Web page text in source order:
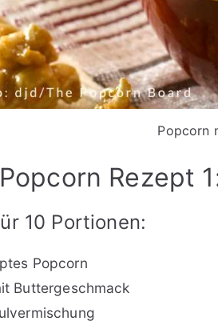
Popcorn
Rezept
10 Portionen:
Popcorn
Buttergeschmack